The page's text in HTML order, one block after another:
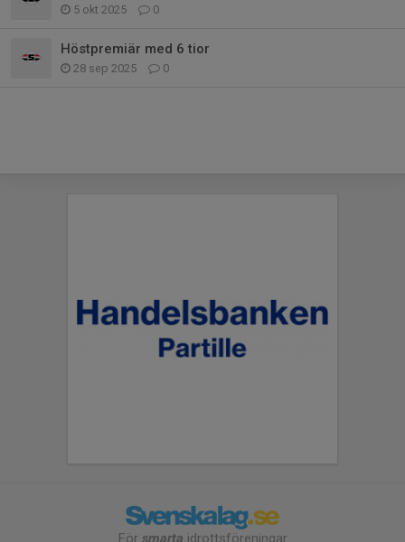
5 okt 2025 0
Höstpremiär med 6 tior
28 sep 2025 0
För smarta idrottsföreningar